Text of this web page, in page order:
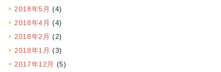
2018年5月 (4)
2018年4月 (4)
2018年2月 (2)
2018年1月 (3)
2017年12月 (5)